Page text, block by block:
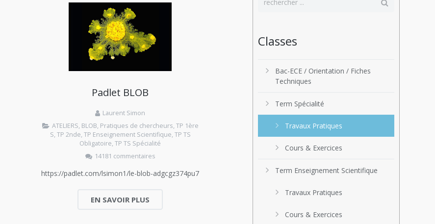
Padlet BLOB
Laurent Simon
ATELIERS, BLOB, Pratiques de chercheurs, TP 1ère
S, TP 2nde, TP Enseignement Scientifique, TP TS
Obligatoire, TP TS Spécialité
14181 commentaires
https://padlet.com/lsimon1/le-blob-adgcgz374pu7
EN SAVOIR PLUS
Classes
Bac-ECE / Orientation / Fiches
Techniques
Term Spécialité
Travaux Pratiques
Cours & Exercices
Term Enseignement Scientifique
Travaux Pratiques
Cours & Exercices